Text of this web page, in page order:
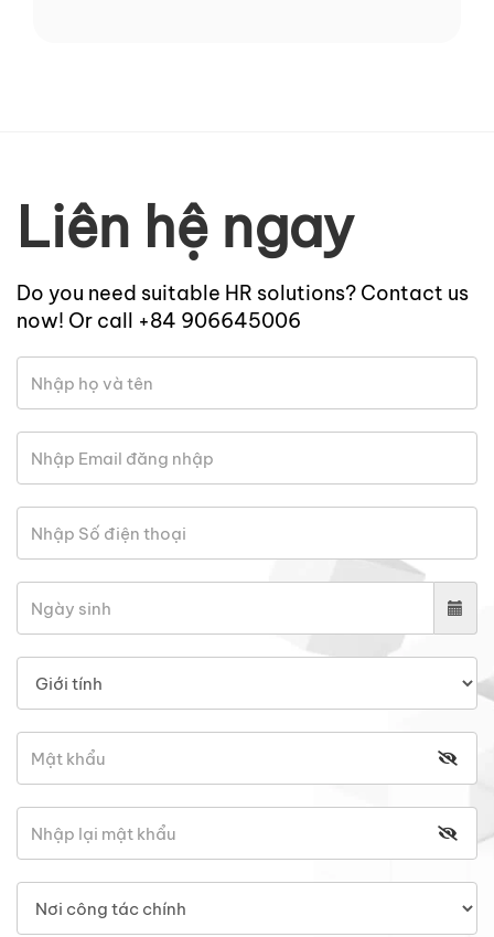
Liên hệ ngay
Do you need suitable HR solutions? Contact us
now! Or call +84 906645006